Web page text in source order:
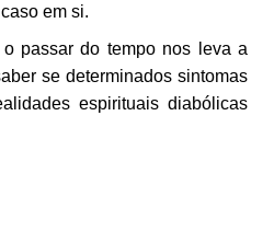
em si.
passar do tempo nos leva a
se determinados sintomas
espirituais diabólicas